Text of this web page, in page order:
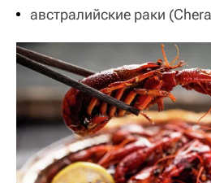
австралийские раки